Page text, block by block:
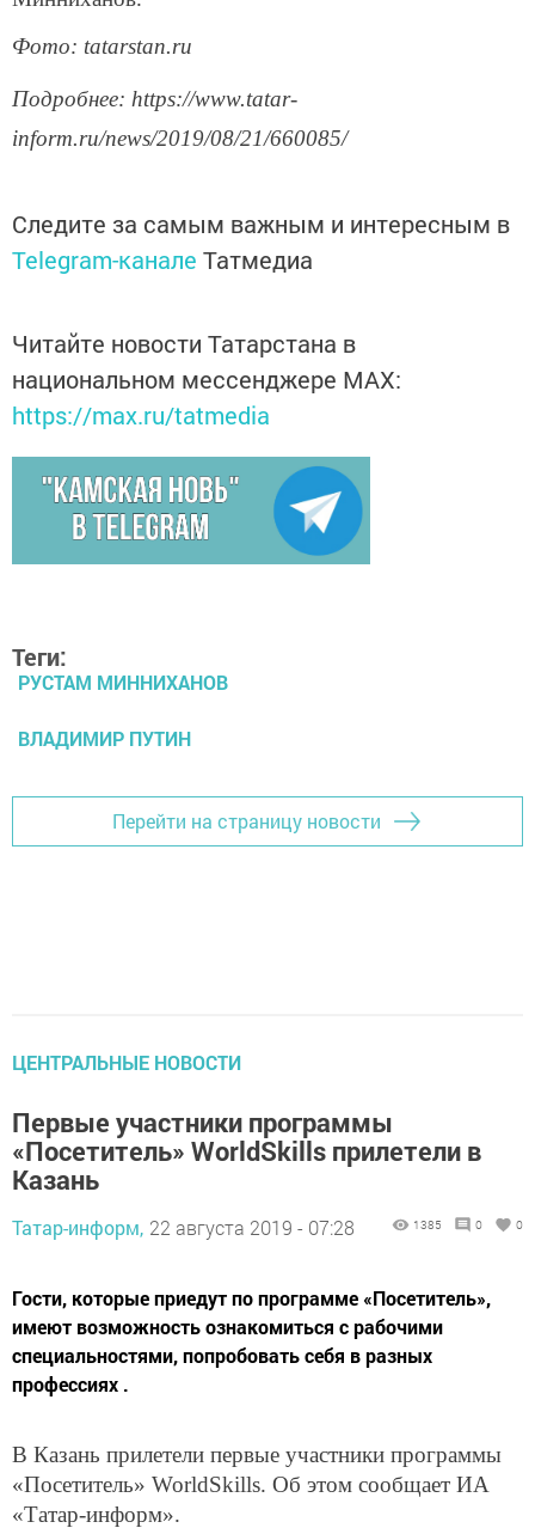
Фото: tatarstan.ru
Подробнее: https://www.tatar-
inform.ru/news/2019/08/21/660085/
Следите за самым важным и интересным в
Telegram-канале Татмедиа
Читайте новости Татарстана в
национальном мессенджере MАХ:
https://max.ru/tatmedia
Теги:
РУСТАМ МИННИХАНОВ
ВЛАДИМИР ПУТИН
Перейти на страницу новости
ЦЕНТРАЛЬНЫЕ НОВОСТИ
Первые участники программы
«Посетитель» WorldSkills прилетели в
Казань
Татар-информ, 22 августа 2019 - 07:28 1385 0 0
Гости, которые приедут по программе «Посетитель»,
имеют возможность ознакомиться с рабочими
специальностями, попробовать себя в разных
профессиях .
В Казань прилетели первые участники программы
«Посетитель» WorldSkills. Об этом сообщает ИА
«Татар-информ».